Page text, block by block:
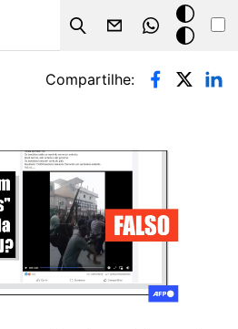
Search
Modo
escuro
Compartilhe: